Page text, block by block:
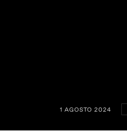
1 AGOSTO 2024